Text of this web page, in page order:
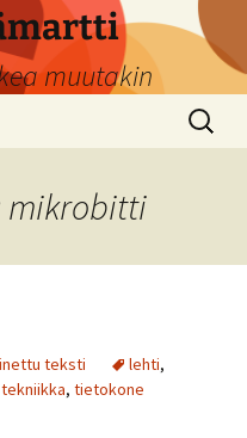
muutakin
Haku:
mikrobitti
teksti lehti,
tekniikka, tietokone